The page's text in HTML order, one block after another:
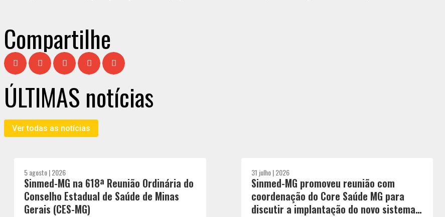
Compartilhe
ÚLTIMAS notícias
Ver todas as notícias
5 agosto | 2026
Sinmed-MG na 618ª Reunião Ordinária do
Conselho Estadual de Saúde de Minas
Gerais (CES-MG)
31 julho | 2026
Sinmed-MG promoveu reunião com
coordenação do Core Saúde MG para
discutir a implantação do novo sistema